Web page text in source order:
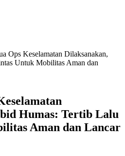
Ops Keselamatan Dilaksanakan,
Untuk Mobilitas Aman dan
Humas: Tertib Lalu
Aman dan Lancar